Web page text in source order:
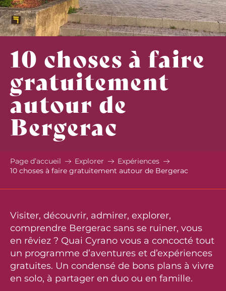
10 choses à faire
gratuitement
autour de
Bergerac
Page d’accueil Explorer
Expériences
10 choses à faire gratuitement autour de Bergerac
Visiter, découvrir, admirer, explorer,
comprendre Bergerac sans se ruiner, vous
en rêviez ? Quai Cyrano vous a concocté tout
un programme d’aventures et d’expériences
gratuites. Un condensé de bons plans à vivre
en solo, à partager en duo ou en famille.